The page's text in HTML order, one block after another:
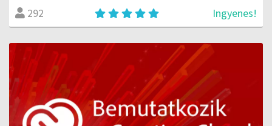
292 Ingyenes!